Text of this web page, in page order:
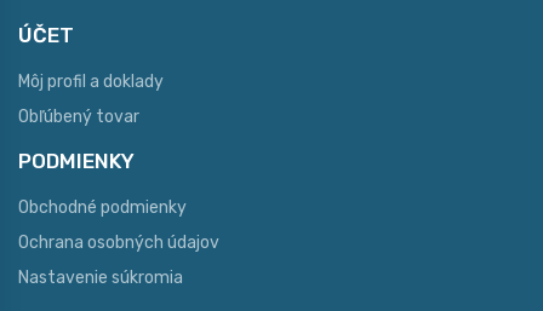
ÚČET
Môj profil a doklady
Obľúbený tovar
PODMIENKY
Obchodné podmienky
Ochrana osobných údajov
Nastavenie súkromia